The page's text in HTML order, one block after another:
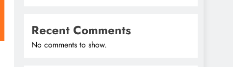
Recent Comments
No comments to show.